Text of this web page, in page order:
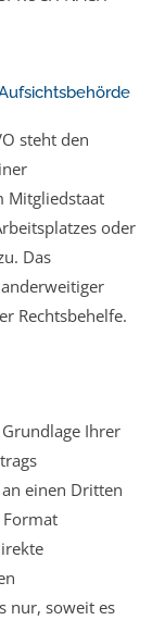
steht den
Mitgliedstaat
oder
Das
Rechtsbehelfe.
Ihrer
einen Dritten
nur, soweit es